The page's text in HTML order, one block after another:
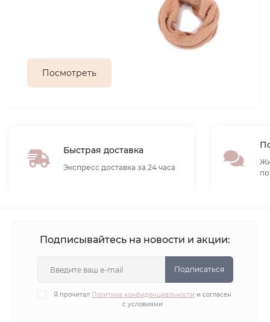
Посмотреть
Быстрая доставка
Экспресс доставка за 24 часа
Подписывайтесь на новости и акции:
Подписаться
Я прочитал Политика конфиденциальности и согласен
с условиями